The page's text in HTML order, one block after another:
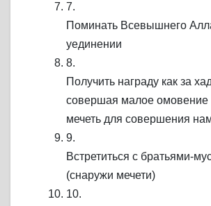
7.
Поминать Всевышнего
уединении
8.
Получить награду как за
совершая малое омовение
мечеть для совершения
9.
Встретиться с братьями-
(снаружи мечети)
10.